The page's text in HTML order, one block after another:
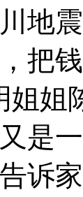
地
把
姐姐
是
诉